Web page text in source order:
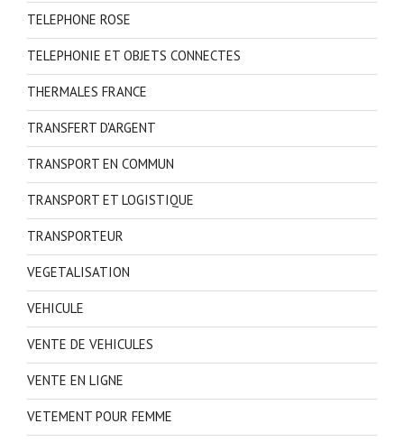
TELEPHONE ROSE
TELEPHONIE ET OBJETS CONNECTES
THERMALES FRANCE
TRANSFERT D'ARGENT
TRANSPORT EN COMMUN
TRANSPORT ET LOGISTIQUE
TRANSPORTEUR
VEGETALISATION
VEHICULE
VENTE DE VEHICULES
VENTE EN LIGNE
VETEMENT POUR FEMME